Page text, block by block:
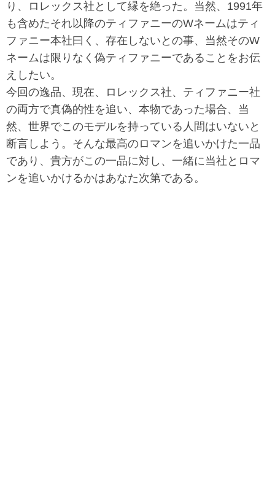
り、ロレックス社として縁を絶った。当然、1991年
も含めたそれ以降のティファニーのWネームはティ
ファニー本社曰く、存在しないとの事、当然そのW
ネームは限りなく偽ティファニーであることをお伝
えしたい。
今回の逸品、現在、ロレックス社、ティファニー社
の両方で真偽的性を追い、本物であった場合、当
然、世界でこのモデルを持っている人間はいないと
断言しよう。そんな最高のロマンを追いかけた一品
であり、貴方がこの一品に対し、一緒に当社とロマ
ンを追いかけるかはあなた次第である。